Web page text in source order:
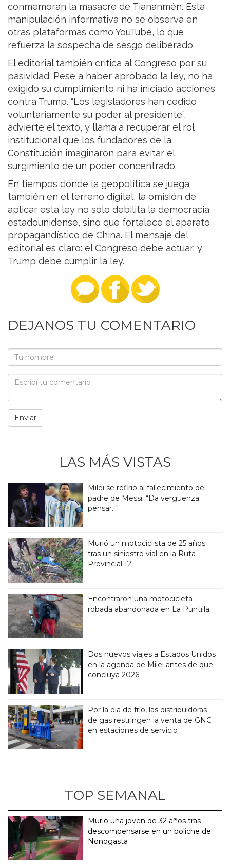
conmemoran la masacre de Tiananmén. Esta
manipulación informativa no se observa en
otras plataformas como YouTube, lo que
refuerza la sospecha de sesgo deliberado.
El editorial también critica al Congreso por su
pasividad. Pese a haber aprobado la ley, no ha
exigido su cumplimiento ni ha iniciado acciones
contra Trump. “Los legisladores han cedido
voluntariamente su poder al presidente”,
advierte el texto, y llama a recuperar el rol
institucional que los fundadores de la
Constitución imaginaron para evitar el
surgimiento de un poder concentrado.
En tiempos donde la geopolítica se juega
también en el terreno digital, la omisión de
aplicar esta ley no solo debilita la democracia
estadounidense, sino que fortalece el aparato
propagandístico de China. El mensaje del
editorial es claro: el Congreso debe actuar, y
Trump debe cumplir la ley.
DEJANOS TU COMENTARIO
LAS MÁS VISTAS
Milei se refirió al fallecimiento del
padre de Messi: “Da vergüenza
pensar..."
Murió un motociclista de 25 años
tras un siniestro vial en la Ruta
Provincial 12
Encontraron una motocicleta
robada abandonada en La Puntilla
Dos nuevos viajes a Estados Unidos
en la agenda de Milei antes de que
concluya 2026
Por la ola de frío, las distribuidoras
de gas restringen la venta de GNC
en estaciones de servicio
TOP SEMANAL
Murió una joven de 32 años tras
descompensarse en un boliche de
Nonogasta